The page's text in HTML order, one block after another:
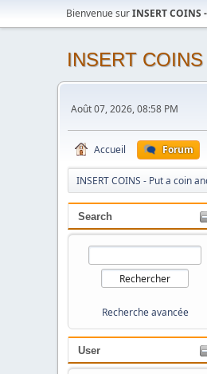
Bienvenue surINSERT
INSERT
Août 07, 2026, 08:58 PM
Accueil Forum
INSERT COINS - Put a coin
Search
Recherche avancée
User